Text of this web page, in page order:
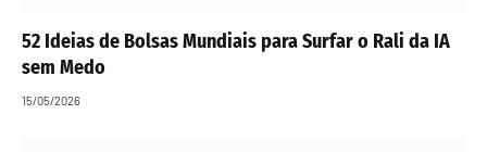
52 Ideias de Bolsas Mundiais para Surfar o Rali da IA
sem Medo
15/05/2026